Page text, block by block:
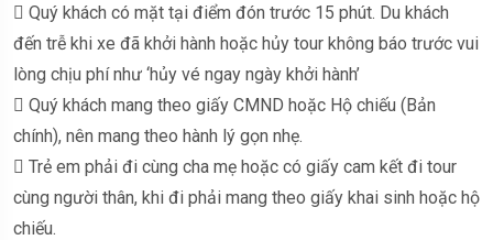
 Quý khách có mặt tại điểm đón trước 15 phút. Du khách
đến trễ khi xe đã khởi hành hoặc hủy tour không báo trước vui
lòng chịu phí như ‘hủy vé ngay ngày khởi hành’
 Quý khách mang theo giấy CMND hoặc Hộ chiếu (Bản
chính), nên mang theo hành lý gọn nhẹ.
 Trẻ em phải đi cùng cha mẹ hoặc có giấy cam kết đi tour
cùng người thân, khi đi phải mang theo giấy khai sinh hoặc hộ
chiếu.